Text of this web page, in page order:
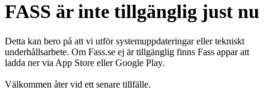
FASS är inte tillgänglig just nu
Detta kan bero på att vi utför systemuppdateringar eller tekniskt
underhållsarbete. Om Fass.se ej är tillgänglig finns Fass appar att
ladda ner via App Store eller Google Play.
Välkommen åter vid ett senare tillfälle.